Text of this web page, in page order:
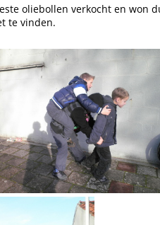
oliebollen verkocht en won
te vinden.